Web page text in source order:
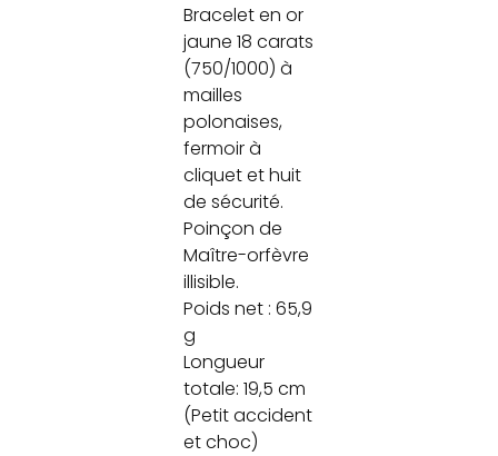
Bracelet en or
jaune 18 carats
(750/1000) à
mailles
polonaises,
fermoir à
cliquet et huit
de sécurité.
Poinçon de
Maître-orfèvre
illisible.
Poids net : 65,9
g
Longueur
totale: 19,5 cm
(Petit accident
et choc)